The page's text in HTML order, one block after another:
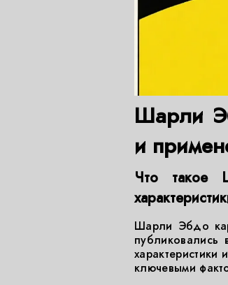
Шарли
и
Что такое
Шарли Эбдо
ключевыми